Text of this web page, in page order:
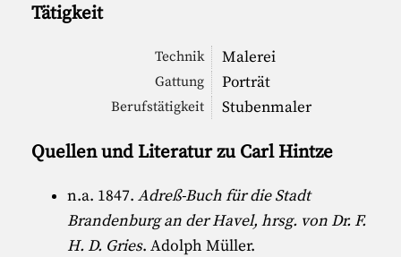
Tätigkeit
Technik Malerei
Gattung Porträt
Berufstätigkeit Stubenmaler
Quellen und Literatur zu Carl Hintze
n.a. 1847.Adreß-Buch für die Stadt
Brandenburg an der Havel, hrsg. von Dr. F.
H. D. Gries. Adolph Müller.